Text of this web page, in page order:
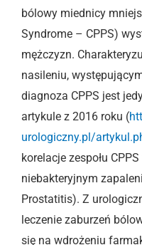
bólowy miednicy
Syndrome – CPPS)
mężczyzn.
nasileniu,
diagnoza CPPS jest
artykule z 2016 roku (
urologiczny.pl/
korelacje zespołu
niebakteryjnym
Prostatitis). Z
leczenie zaburzeń
się na wdrożeniu